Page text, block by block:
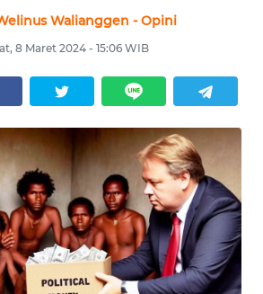
Walianggen - Opini
8 Maret 2024 - 15:06 WIB